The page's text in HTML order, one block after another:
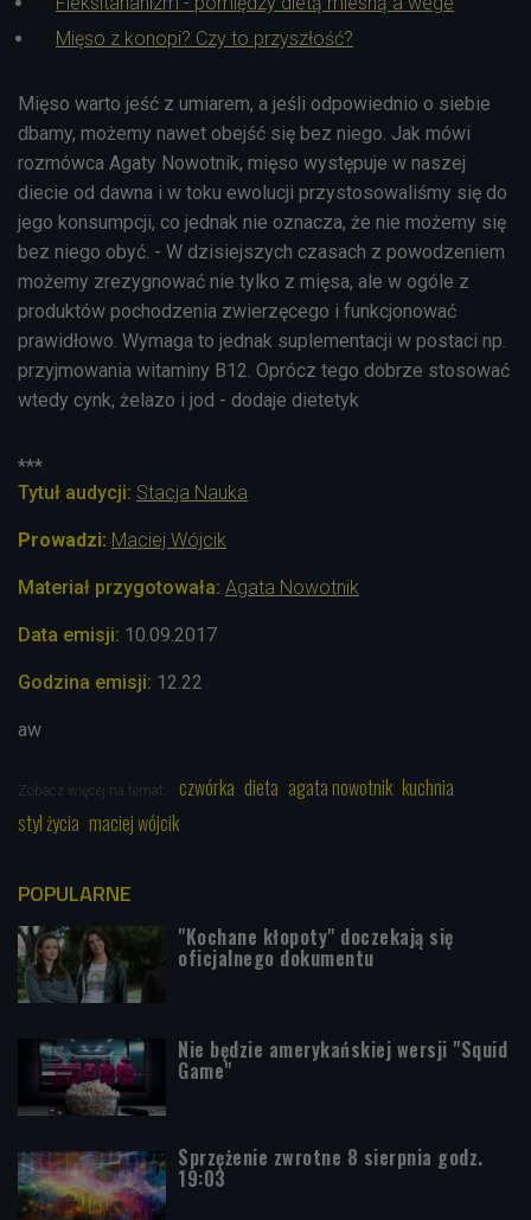
Mięso z konopi? Czy to przyszłość?
Mięso warto jeść z umiarem, a jeśli odpowiednio o siebie
dbamy, możemy nawet obejść się bez niego. Jak mówi
rozmówca Agaty Nowotnik, mięso występuje w naszej
diecie od dawna i w toku ewolucji przystosowaliśmy się do
jego konsumpcji, co jednak nie oznacza, że nie możemy się
bez niego obyć. - W dzisiejszych czasach z powodzeniem
możemy zrezygnować nie tylko z mięsa, ale w ogóle z
produktów pochodzenia zwierzęcego i funkcjonować
prawidłowo. Wymaga to jednak suplementacji w postaci np.
przyjmowania witaminy B12. Oprócz tego dobrze stosować
wtedy cynk, żelazo i jod - dodaje dietetyk
***
Tytuł audycji: Stacja Nauka
Prowadzi: Maciej Wójcik
Materiał przygotowała: Agata Nowotnik
Data emisji: 10.09 .2017
Godzina emisji: 12.22
aw
Zobacz więcej na temat: czwórka dieta agata nowotnik kuchnia
styl życia maciej wójcik
POPULARNE
"Kochane kłopoty" doczekają się
oficjalnego dokumentu
Nie będzie amerykańskiej wersji "Squid
Game"
Sprzężenie zwrotne 8 sierpnia godz.
19:03